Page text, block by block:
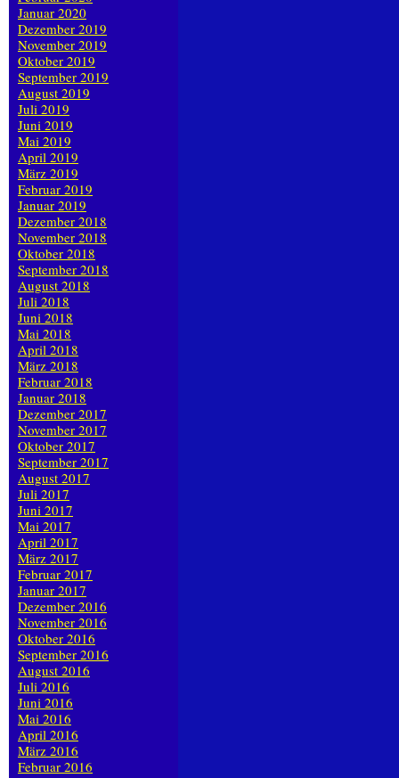
Januar 2020
Dezember 2019
November 2019
Oktober 2019
September 2019
August 2019
Juli 2019
Juni 2019
Mai 2019
April 2019
März 2019
Februar 2019
Januar 2019
Dezember 2018
November 2018
Oktober 2018
September 2018
August 2018
Juli 2018
Juni 2018
Mai 2018
April 2018
März 2018
Februar 2018
Januar 2018
Dezember 2017
November 2017
Oktober 2017
September 2017
August 2017
Juli 2017
Juni 2017
Mai 2017
April 2017
März 2017
Februar 2017
Januar 2017
Dezember 2016
November 2016
Oktober 2016
September 2016
August 2016
Juli 2016
Juni 2016
Mai 2016
April 2016
März 2016
Februar 2016